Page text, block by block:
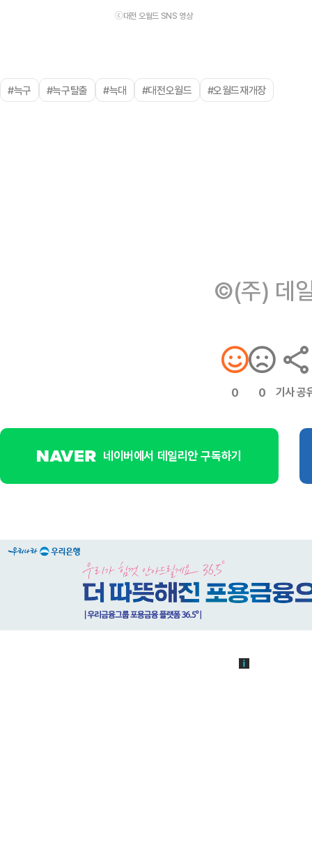
ⓒ대전 오월드 SNS 영상
#늑구 #늑구탈출 #늑대 #대전오월드 #오월드재개장
©(주) 데
0 0 기사 공
네이버에서 데일리안 구독하기